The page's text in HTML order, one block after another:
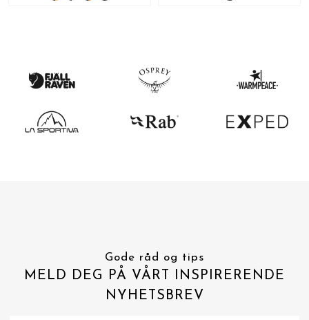
Gode råd og tips
MELD DEG PÅ VÅRT INSPIRERENDE
NYHETSBREV